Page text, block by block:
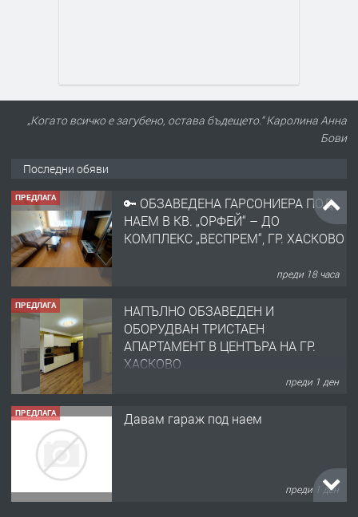
„Когато всичко е загубено, остава бъдещето.“ Каролина Анна
Бови
Последни обяви
ПРЕДЛАГА
🔑 ОБЗАВЕДЕНА ГАРСОНИЕРА ПОД
НАЕМ В КВ. „ОРФЕЙ“ – ДО
КОМПЛЕКС „ВЕСПРЕМ“, ГР. ХАСКОВО
преди 18 часа
ПРЕДЛАГА
НАПЪЛНО ОБЗАВЕДЕН И
ОБОРУДВАН ТРИСТАЕН
АПАРТАМЕНТ В ЦЕНТЪРА НА ГР.
ХАСКОВО
преди 1 ден
ПРЕДЛАГА Давам гараж под наем
преди 1 ден